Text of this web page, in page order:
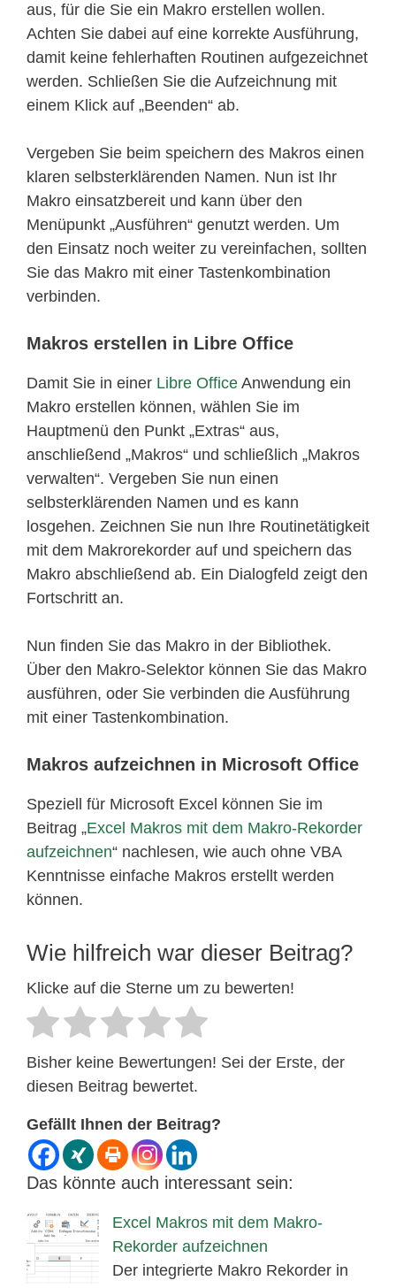
aus, für die Sie ein Makro erstellen wollen.
Achten Sie dabei auf eine korrekte Ausführung,
damit keine fehlerhaften Routinen aufgezeichnet
werden. Schließen Sie die Aufzeichnung mit
einem Klick auf „Beenden“ ab.
Vergeben Sie beim speichern des Makros einen
klaren selbsterklärenden Namen. Nun ist Ihr
Makro einsatzbereit und kann über den
Menüpunkt „Ausführen“ genutzt werden. Um
den Einsatz noch weiter zu vereinfachen, sollten
Sie das Makro mit einer Tastenkombination
verbinden.
Makros erstellen in Libre Office
Damit Sie in einer Libre Office Anwendung ein
Makro erstellen können, wählen Sie im
Hauptmenü den Punkt „Extras“ aus,
anschließend „Makros“ und schließlich „Makros
verwalten“. Vergeben Sie nun einen
selbsterklärenden Namen und es kann
losgehen. Zeichnen Sie nun Ihre Routinetätigkeit
mit dem Makrorekorder auf und speichern das
Makro abschließend ab. Ein Dialogfeld zeigt den
Fortschritt an.
Nun finden Sie das Makro in der Bibliothek.
Über den Makro-Selektor können Sie das Makro
ausführen, oder Sie verbinden die Ausführung
mit einer Tastenkombination.
Makros aufzeichnen in Microsoft Office
Speziell für Microsoft Excel können Sie im
Beitrag „Excel Makros mit dem Makro-Rekorder
aufzeichnen“ nachlesen, wie auch ohne VBA
Kenntnisse einfache Makros erstellt werden
können.
Wie hilfreich war dieser Beitrag?
Klicke auf die Sterne um zu bewerten!
Bisher keine Bewertungen! Sei der Erste, der
diesen Beitrag bewertet.
Gefällt Ihnen der Beitrag?
Das könnte auch interessant sein:
Excel Makros mit dem Makro-
Rekorder aufzeichnen
Der integrierte Makro Rekorder in